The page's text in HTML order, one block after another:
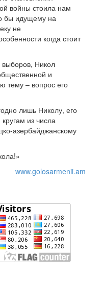
войны стоила нам
бы идущему на
не
когда стоит
Никол
и
тему – вопрос его
лишь Николу, его
из числа
азербайджанскому
www.golosarmenii.am